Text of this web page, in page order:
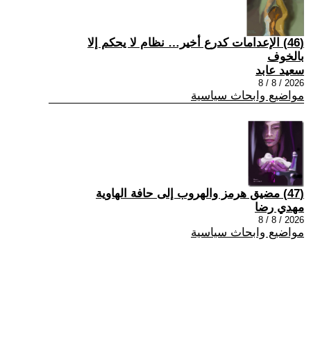
(46) الإعدامات كدرع أخير… نظام لا يحكم إلا
بالخوف
سعيد عابد
2026 / 8 / 8
مواضيع وابحاث سياسية
(47) مضيق هرمز والهروب إلى حافة الهاوية
مهدي رضا
2026 / 8 / 8
مواضيع وابحاث سياسية